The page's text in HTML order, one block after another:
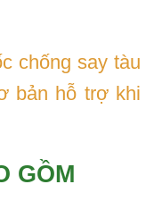
chống say tàu
bản hỗ trợ khi
GỒM